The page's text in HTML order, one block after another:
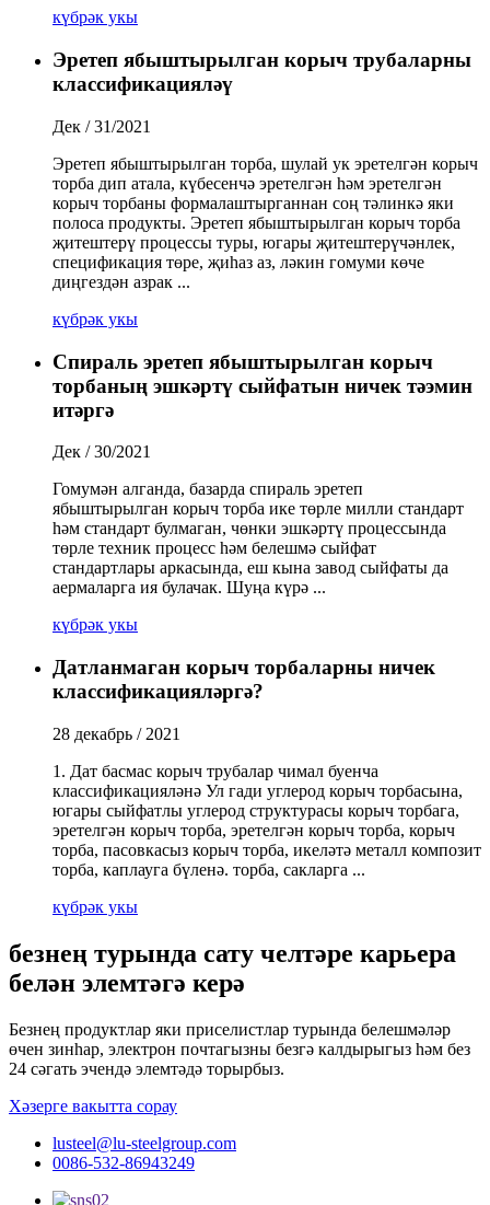
күбрәк укы
Эретеп ябыштырылган корыч трубаларны
классификацияләү
Дек / 31/2021
Эретеп ябыштырылган торба, шулай ук ​​эретелгән корыч
торба дип атала, күбесенчә эретелгән һәм эретелгән
корыч торбаны формалаштырганнан соң тәлинкә яки
полоса продукты. Эретеп ябыштырылган корыч торба
җитештерү процессы туры, югары җитештерүчәнлек,
спецификация төре, җиһаз аз, ләкин гомуми көче
диңгездән азрак ...
күбрәк укы
Спираль эретеп ябыштырылган корыч
торбаның эшкәртү сыйфатын ничек тәэмин
итәргә
Дек / 30/2021
Гомумән алганда, базарда спираль эретеп
ябыштырылган корыч торба ике төрле милли стандарт
һәм стандарт булмаган, чөнки эшкәртү процессында
төрле техник процесс һәм белешмә сыйфат
стандартлары аркасында, еш кына завод сыйфаты да
аермаларга ия булачак. Шуңа күрә ...
күбрәк укы
Датланмаган корыч торбаларны ничек
классификацияләргә?
28 декабрь / 2021
1. Дат басмас корыч трубалар чимал буенча
классификацияләнә Ул гади углерод корыч торбасына,
югары сыйфатлы углерод структурасы корыч торбага,
эретелгән корыч торба, эретелгән корыч торба, корыч
торба, пасовкасыз корыч торба, икеләтә металл композит
торба, каплауга бүленә. торба, сакларга ...
күбрәк укы
безнең турында сату челтәре карьера
белән элемтәгә керә
Безнең продуктлар яки приселистлар турында белешмәләр
өчен зинһар, электрон почтагызны безгә калдырыгыз һәм без
24 сәгать эчендә элемтәдә торырбыз.
Хәзерге вакытта сорау
lusteel@lu-steelgroup.com
0086-532-86943249